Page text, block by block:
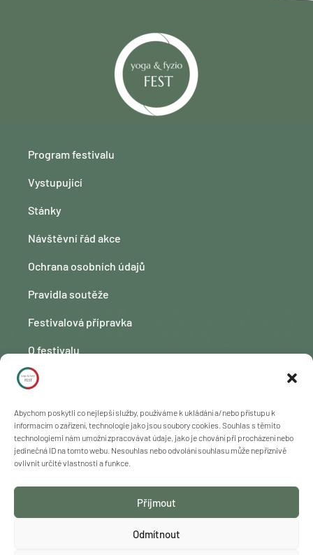
Abychom poskytli co nejlepší služby, používáme k ukládání a/nebo přístupu k
informacím o zařízení, technologie jako jsou soubory cookies. Souhlas s těmito
technologiemi nám umožní zpracovávat údaje, jako je chování při procházení nebo
jedinečná ID na tomto webu. Nesouhlas nebo odvolání souhlasu může nepříznivě
ovlivnit určité vlastnosti a funkce.
Příjmout
Odmítnout
Program festivalu
Vystupující
Stánky
Návštěvní řád akce
Ochrana osobních údajů
Pravidla soutěže
Festivalová přípravka
O festivalu
Kontakt
vyhrazena. Změna programu vyhrazena.